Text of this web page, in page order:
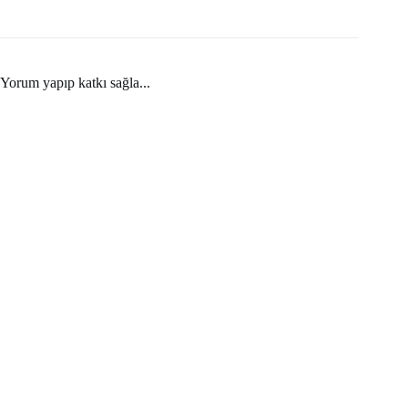
Yorum yapıp katkı sağla...